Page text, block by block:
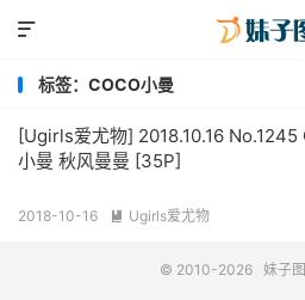

标签：COCO小曼
[Ugirls爱尤物] 2018.10.16 No.1245 COCO
小曼 秋风曼曼 [35P]
2018-10-16  Ugirls爱尤物
© 2010-2026 妹子图